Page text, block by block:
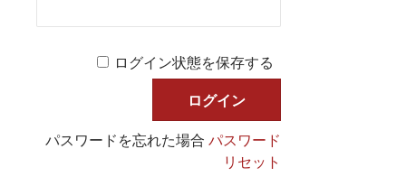
ログイン状態を保存する
パスワードを忘れた場合パスワード
リセット